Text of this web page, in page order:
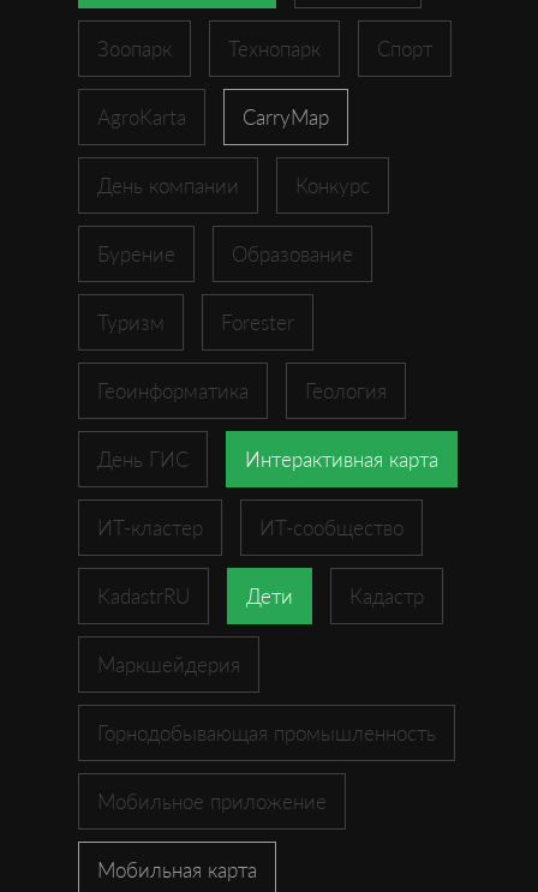
Зоопарк Технопарк Спорт
AgroKarta CarryMap
День компании Конкурс
Бурение Образование
Туризм Forester
Геоинформатика Геология
День ГИС Интерактивная карта
ИТ-кластер ИТ-сообщество
KadastrRU Дети Кадастр
Маркшейдерия
Горнодобывающая промышленность
Мобильное приложение
Мобильная карта